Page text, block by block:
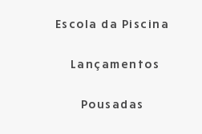
Escola da Piscina
Lançamentos
Pousadas